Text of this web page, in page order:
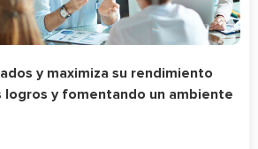
y maximiza su rendimiento
logros y fomentando un ambiente